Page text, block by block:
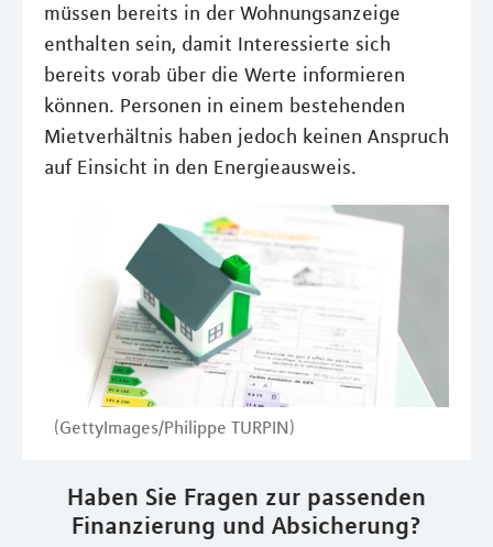
müssen bereits in der Wohnungsanzeige
enthalten sein, damit Interessierte sich
bereits vorab über die Werte informieren
können. Personen in einem bestehenden
Mietverhältnis haben jedoch keinen Anspruch
auf Einsicht in den Energieausweis.
(GettyImages/Philippe TURPIN)
Haben Sie Fragen zur passenden
Finanzierung und Absicherung?